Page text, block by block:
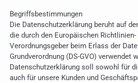
Begriffsbestimmungen
Die Datenschutzerklärung beruht auf
die durch den Europäischen Richtlinien-
Verordnungsgeber beim Erlass der
Grundverordnung (DS-GVO) verwendet
Datenschutzerklärung soll sowohl für
auch für unsere Kunden und